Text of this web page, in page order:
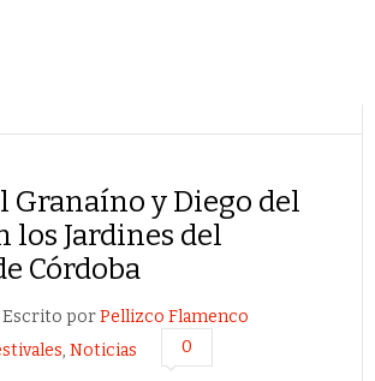
Granaíno y Diego del
los Jardines del
Córdoba
Escrito porPellizco Flamenco
, Noticias 0